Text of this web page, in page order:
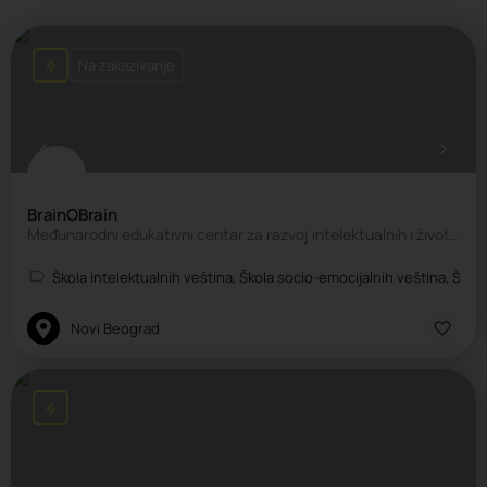
BrainOBrain
Međunarodni edukativni centar za razvoj intelektualnih i životnih veština kod dece
Škola intelektualnih veština, Škola socio-emocijalnih veština,
Novi Beograd